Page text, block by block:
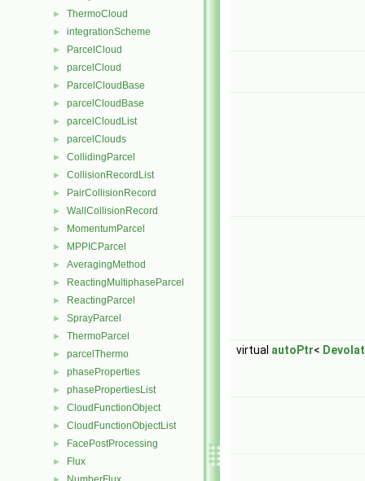
► ThermoCloud
► integrationScheme
► ParcelCloud
► parcelCloud
► ParcelCloudBase
► parcelCloudBase
► parcelCloudList
► parcelClouds
► CollidingParcel
► CollisionRecordList
► PairCollisionRecord
► WallCollisionRecord
► MomentumParcel
► MPPICParcel
► AveragingMethod
► ReactingMultiphaseParcel
► ReactingParcel
► SprayParcel
► ThermoParcel
► parcelThermo
► phaseProperties
► phasePropertiesList
► CloudFunctionObject
► CloudFunctionObjectList
► FacePostProcessing
► Flux
virtual autoPtr<